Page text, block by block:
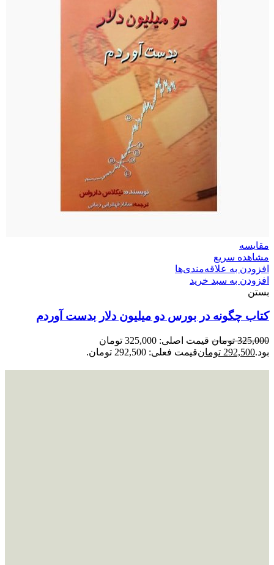
مقایسه
مشاهده سریع
افزودن به علاقه‌مندی‌ها
افزودن به سبد خرید
بستن
کتاب چگونه در بورس دو میلیون دلار بدست آوردم
325,000 تومان
قیمت اصلی: 325,000 تومان
بود.292,500 تومانقیمت فعلی: 292,500 تومان.